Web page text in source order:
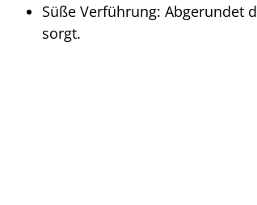
Süße Verführung: Abgerundet
sorgt.